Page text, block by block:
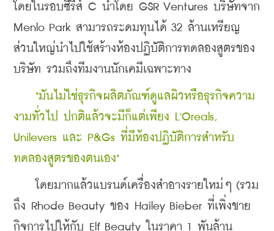
โดยในรอบซีรี่ส์ C นำโดย GSR Ventures บริษัทจาก
Menlo Park สามารถระดมทุนได้ 32 ล้านเหรียญ
ส่วนใหญ่นำไปใช้สร้างห้องปฏิบัติการทดลองสูตรของ
บริษัท รวมถึงทีมงานนักเคมีเฉพาะทาง
"มันไม่ใช่ธุรกิจผลิตภัณฑ์ดูแลผิวหรือธุรกิจความ
งามทั่วไป ปกติแล้วจะมีก็แต่เพียง L'Oreals,
Unilevers และ P&Gs ที่มีห้องปฏิบัติการสำหรับ
ทดลองสูตรของตนเอง"
โดยมากแล้วแบรนด์เครื่องสำอางรายใหม่ๆ (รวม
ถึง Rhode Beauty ของ Hailey Bieber ที่เพิ่งขาย
กิจการไปให้กับ Elf Beauty ในราคา 1 พันล้าน